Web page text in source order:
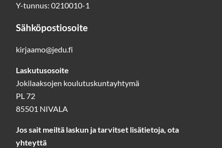
Y-tunnus: 0210010-1
Sähköpostiosoite
kirjaamo@jedu.fi
Laskutusosoite
Jokilaaksojen koulutuskuntayhtymä
PL 72
85501 NIVALA
Jos sait meiltä laskun ja tarvitset lisätietoja, ota
yhteyttä